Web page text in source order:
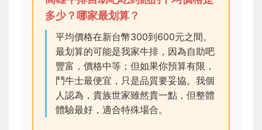
多少？哪家最划算？
平均價格在新台幣300到600元之間。
最划算的可能是我家牛排，因為自助吧
豐富，價格中等；但如果你預算有限，
鬥牛士最便宜，只是品質要妥協。我個
人認為，貴族世家雖然貴一點，但整體
體驗最好，適合特殊場合。